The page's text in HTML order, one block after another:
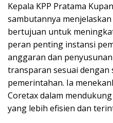
Kepala KPP Pratama
sambutannya
bertujuan untuk
peran penting instansi
anggaran dan
transparan sesuai dengan
pemerintahan. Ia
Coretax dalam
yang lebih efisien dan